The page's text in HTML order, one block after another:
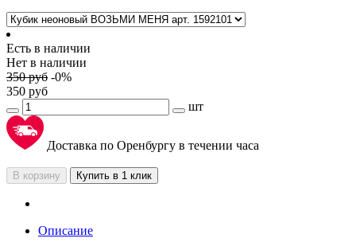
Есть в наличии
Нет в наличии
350руб -0%
350 руб
шт
Доставка по Оренбургу в течении часа
В корзину Купить в 1 клик
Описание